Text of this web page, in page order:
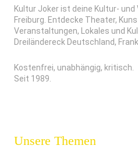
Kultur Joker ist deine Kultur-
Freiburg. Entdecke Theater,
Veranstaltungen, Lokales und
Dreiländereck Deutschland,
Kostenfrei, unabhängig, kritisch.
Seit 1989.
Unsere Themen